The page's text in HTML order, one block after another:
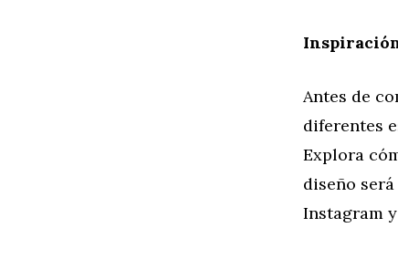
Antes de
diferentes
Explora
diseño
Instagram